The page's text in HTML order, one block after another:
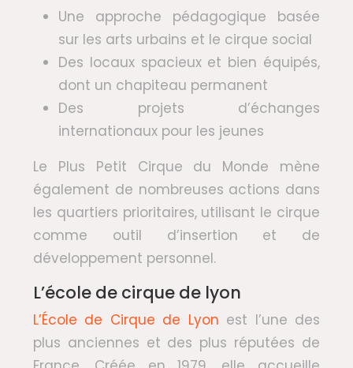
Une approche pédagogique basée
sur les arts urbains et le cirque social
Des locaux spacieux et bien équipés,
dont un chapiteau permanent
Des projets d’échanges
internationaux pour les jeunes
Le Plus Petit Cirque du Monde mène
également de nombreuses actions dans
les quartiers prioritaires, utilisant le cirque
comme outil d’insertion et de
développement personnel.
L’école de cirque de lyon
L’École de Cirque de Lyon est l’une des
plus anciennes et des plus réputées de